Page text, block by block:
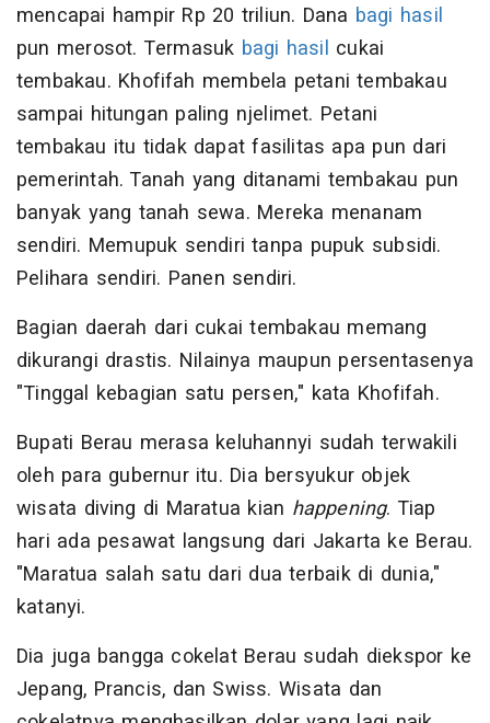
mencapai hampir Rp 20 triliun. Dana bagi hasil
pun merosot. Termasuk bagi hasil cukai
tembakau. Khofifah membela petani tembakau
sampai hitungan paling njelimet. Petani
tembakau itu tidak dapat fasilitas apa pun dari
pemerintah. Tanah yang ditanami tembakau pun
banyak yang tanah sewa. Mereka menanam
sendiri. Memupuk sendiri tanpa pupuk subsidi.
Pelihara sendiri. Panen sendiri.
Bagian daerah dari cukai tembakau memang
dikurangi drastis. Nilainya maupun persentasenya
"Tinggal kebagian satu persen," kata Khofifah.
Bupati Berau merasa keluhannyi sudah terwakili
oleh para gubernur itu. Dia bersyukur objek
wisata diving di Maratua kian happening. Tiap
hari ada pesawat langsung dari Jakarta ke Berau.
"Maratua salah satu dari dua terbaik di dunia,"
katanyi.
Dia juga bangga cokelat Berau sudah diekspor ke
Jepang, Prancis, dan Swiss. Wisata dan